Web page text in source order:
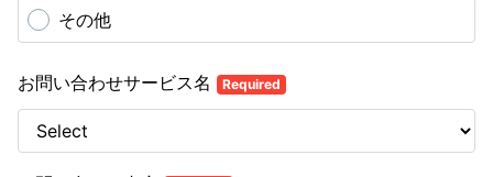
その他
お問い合わせサービス名 Required